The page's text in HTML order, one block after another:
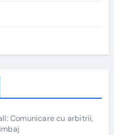
Comunicare cu arbitrii,